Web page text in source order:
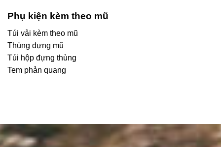
Phụ kiện kèm theo mũ
Túi vải kèm theo mũ
Thùng đựng mũ
Túi hộp đựng thùng
Tem phản quang